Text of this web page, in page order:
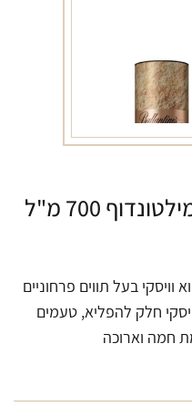
מילטונדף 15 שנה הוא וויסקי בעל תווים פרחוניים
חלק להפליא, טעמים
חמה וארוכה